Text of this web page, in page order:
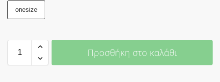
onesize
Προσθήκη στο καλάθι